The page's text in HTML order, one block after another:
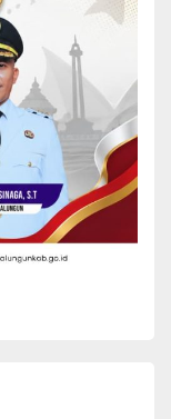
dan
menciptakan
antara Kodim dan
di Kabupaten
upacara
lapangan Kantor
Simalungun.
Evaluasi) untuk
dari pusat